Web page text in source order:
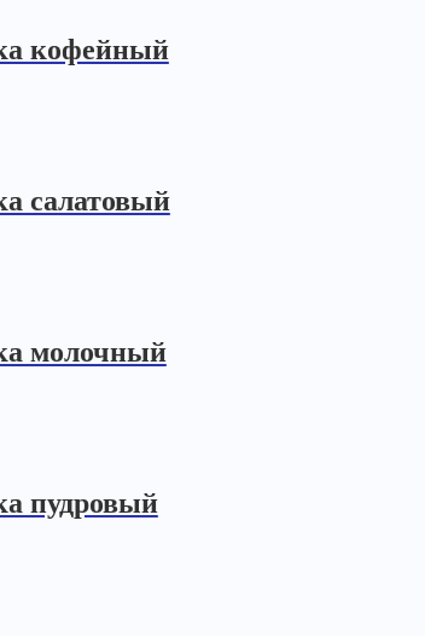
кофейный
салатовый
молочный
пудровый